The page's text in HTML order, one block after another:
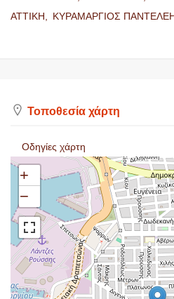
ΑΤΤΙΚΗ,
ΚΥΡΑΜΑΡΓΙΟΣ
Τοποθεσία χάρτη
Οδηγίες χάρτη
+
−